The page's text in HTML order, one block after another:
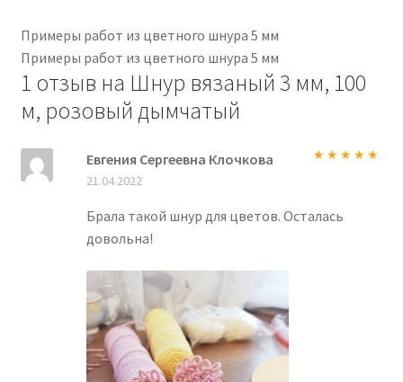
Примеры работ из цветного шнура 5 мм
Примеры работ из цветного шнура 5 мм
1 отзыв на Шнур вязаный 3 мм, 100
м, розовый дымчатый
Евгения Сергеевна Клочкова
21.04.2022
Брала такой шнур для цветов. Осталась
довольна!